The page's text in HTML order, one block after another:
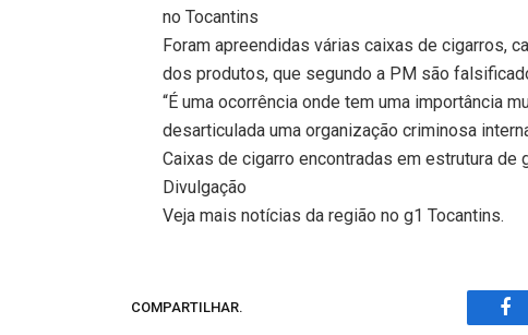
no Tocantins
Foram apreendidas várias caixas de cigarros,
dos produtos, que segundo a PM são
“É uma ocorrência onde tem uma importância
desarticulada uma organização criminosa
Caixas de cigarro encontradas em estrutura de
Divulgação
Veja mais notícias da região no g1 Tocantins.
COMPARTILHAR.